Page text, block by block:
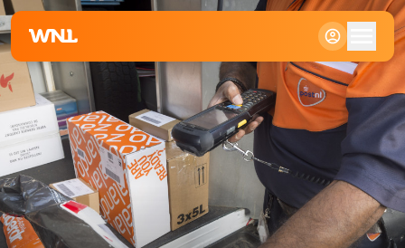
Klein
Standaard